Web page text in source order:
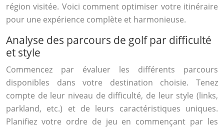
région visitée. Voici comment optimiser votre itinéraire
pour une expérience complète et harmonieuse.
Analyse des parcours de golf par difficulté
et style
Commencez par évaluer les différents parcours
disponibles dans votre destination choisie. Tenez
compte de leur niveau de difficulté, de leur style (links,
parkland, etc.) et de leurs caractéristiques uniques.
Planifiez votre ordre de jeu en commençant par les